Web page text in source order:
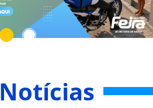
Notícias